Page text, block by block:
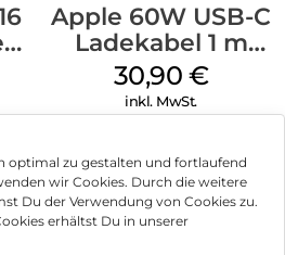
optimal zu gestalten und fortlaufend
wir Cookies. Durch die weitere
Du der Verwendung von Cookies zu.
erhältst Du in unserer
Apple 60W USB-C
Ladekabel 1 m
Weiß
30,90 €
inkl. MwSt.